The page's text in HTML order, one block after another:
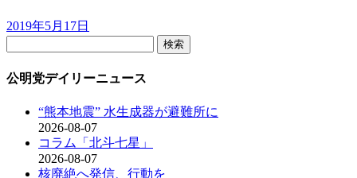
2019年5月17日
公明党デイリーニュース
“熊本地震” 水生成器が避難所に
2026-08-07
コラム「北斗七星」
2026-08-07
核廃絶へ発信、行動を